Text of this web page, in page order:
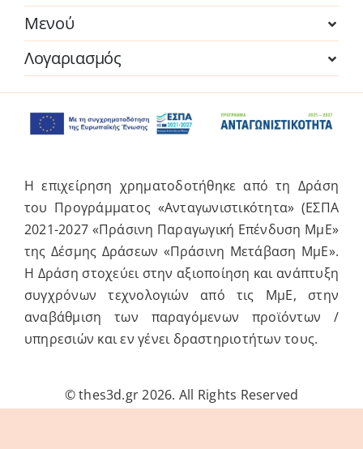
Μενού
Λογαριασμός
Η επιχείρηση χρηματοδοτήθηκε από τη Δράση
του Προγράμματος «Ανταγωνιστικότητα» (ΕΣΠΑ
2021-2027 «Πράσινη Παραγωγική Επένδυση ΜμΕ»
της Δέσμης Δράσεων «Πράσινη Μετάβαση ΜμΕ».
Η Δράση στοχεύει στην αξιοποίηση και ανάπτυξη
συγχρόνων τεχνολογιών από τις ΜμΕ, στην
αναβάθμιση των παραγόμενων προϊόντων /
υπηρεσιών και εν γένει δραστηριοτήτων τους.
© thes3d.gr 2026. All Rights Reserved